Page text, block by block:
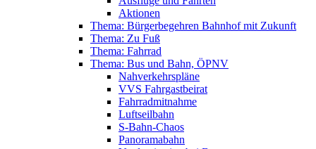
Aktionen
Thema: Bürgerbegehren Bahnhof mit Zukunft
Thema: Zu Fuß
Thema: Fahrrad
Thema: Bus und Bahn, ÖPNV
Nahverkehrspläne
VVS Fahrgastbeirat
Fahrradmitnahme
Luftseilbahn
S-Bahn-Chaos
Panoramabahn